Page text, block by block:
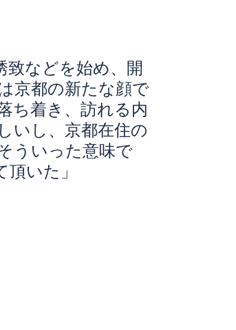
致などを始め、開
京都の新たな顔で
ち着き、訪れる内
いし、京都在住の
ういった意味で
いた」